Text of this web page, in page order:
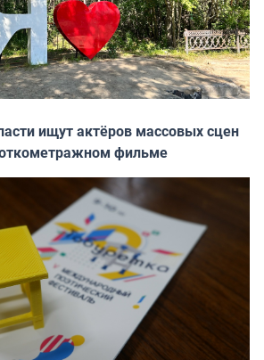
ищут актёров массовых сцен
фильме